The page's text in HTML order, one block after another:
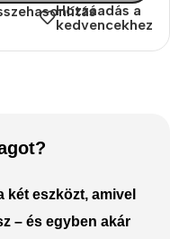
Hozzáadás a
kedvencekhez
két eszközt, amivel
– és egyben akár